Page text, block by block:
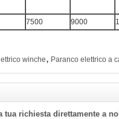
7500 9000
winche, Paranco elettrico a
tua richiesta direttamente a